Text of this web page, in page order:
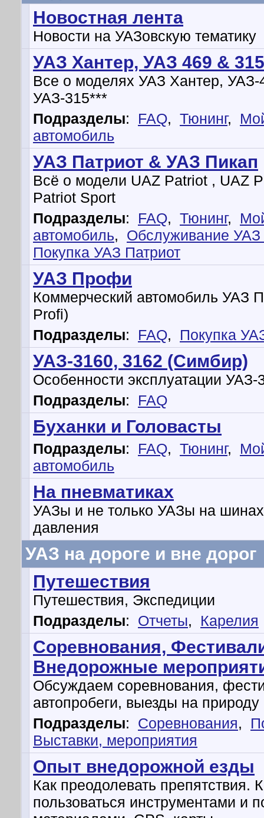
Новостная лента
Новости на УАЗовскую тематику
УАЗ Хантер, УАЗ 469 &
Все о моделях УАЗ Хантер, УАЗ-
УАЗ-315***
Подразделы: FAQ, Тюнинг,
автомобиль
УАЗ Патриот & УАЗ Пикап
Всё о модели UAZ Patriot , UAZ
Patriot Sport
Подразделы: FAQ, Тюнинг,
автомобиль,
Обслуживание УАЗ
Покупка УАЗ Патриот
УАЗ Профи
Коммерческий автомобиль УАЗ
Profi)
Подразделы: FAQ, Покупка
УАЗ-3160, 3162 (Симбир)
Особенности эксплуатации УАЗ-
Подразделы: FAQ
Буханки и Головасты
Подразделы: FAQ, Тюнинг,
автомобиль
На пневматиках
УАЗы и не только УАЗы на шинах
давления
УАЗ на дороге и вне дорог
Путешествия
Путешествия, Экспедиции
Подразделы: Отчеты, Карелия
Соревнования,
Внедорожные
Обсуждаем соревнования,
автопробеги, выезды на природу
Подразделы: Соревнования,
Выставки, мероприятия
Опыт внедорожной езды
Как преодолевать препятствия.
пользоваться инструментами и